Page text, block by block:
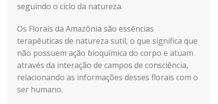
seguindo o ciclo da natureza.
Os Florais da Amazônia são essências
terapêuticas de natureza sutil, o que significa que
não possuem ação bioquímica do corpo e atuam
através da interação de campos de consciência,
relacionando as informações desses florais com o
ser humano.